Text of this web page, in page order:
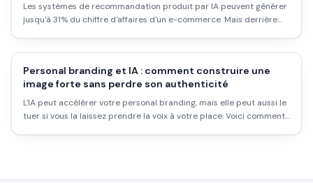
Les systèmes de recommandation produit par IA peuvent générer
jusqu'à 31% du chiffre d'affaires d'un e-commerce. Mais derrière
Personal branding et IA : comment construire une
image forte sans perdre son authenticité
L'IA peut accélérer votre personal branding, mais elle peut aussi le
tuer si vous la laissez prendre la voix à votre place. Voici comment